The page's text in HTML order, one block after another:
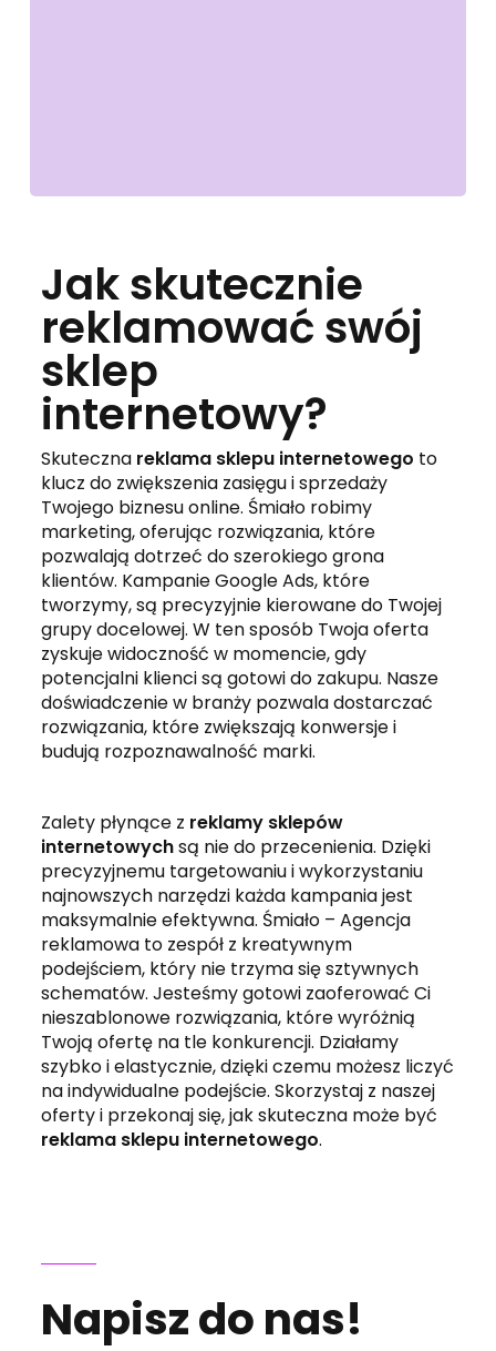
Jak skutecznie
reklamować swój
sklep
internetowy?
Skuteczna reklama sklepu internetowego to
klucz do zwiększenia zasięgu i sprzedaży
Twojego biznesu online. Śmiało robimy
marketing, oferując rozwiązania, które
pozwalają dotrzeć do szerokiego grona
klientów. Kampanie Google Ads, które
tworzymy, są precyzyjnie kierowane do Twojej
grupy docelowej. W ten sposób Twoja oferta
zyskuje widoczność w momencie, gdy
potencjalni klienci są gotowi do zakupu. Nasze
doświadczenie w branży pozwala dostarczać
rozwiązania, które zwiększają konwersje i
budują rozpoznawalność marki.
Zalety płynące z reklamy sklepów
internetowychsą nie do przecenienia. Dzięki
precyzyjnemu targetowaniu i wykorzystaniu
najnowszych narzędzi każda kampania jest
maksymalnie efektywna. Śmiało – Agencja
reklamowa to zespół z kreatywnym
podejściem, który nie trzyma się sztywnych
schematów. Jesteśmy gotowi zaoferować Ci
nieszablonowe rozwiązania, które wyróżnią
Twoją ofertę na tle konkurencji. Działamy
szybko i elastycznie, dzięki czemu możesz liczyć
na indywidualne podejście. Skorzystaj z naszej
oferty i przekonaj się, jak skuteczna może być
reklama sklepu internetowego.
Napisz do nas!